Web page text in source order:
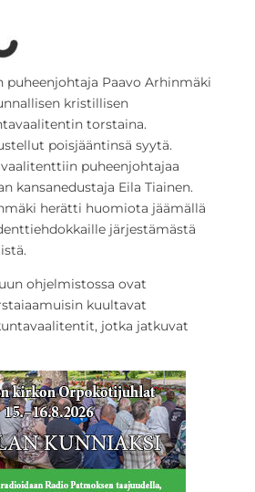
Paavo Arhinmäki
kristillisen
torstaina.
poisjääntinsä syytä.
puheenjohtajaa
kansanedustaja Eila Tiainen.
herätti huomiota jäämällä
järjestämästä
ohjelmistossa ovat
kuultavat
jotka jatkuvat